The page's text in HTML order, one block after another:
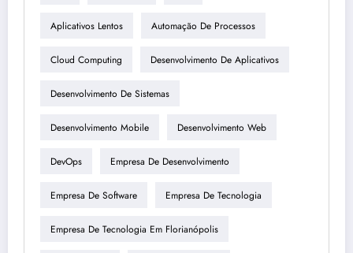
Aplicativos Lentos Automação De Processos
Cloud Computing Desenvolvimento De Aplicativos
Desenvolvimento De Sistemas
Desenvolvimento Mobile Desenvolvimento Web
DevOps Empresa De Desenvolvimento
Empresa De Software Empresa De Tecnologia
Empresa De Tecnologia Em Florianópolis